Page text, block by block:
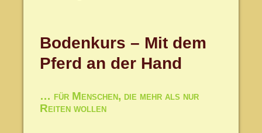
Bodenkurs – Mit dem
Pferd an der Hand
… für Menschen, die mehr als nur
Reiten wollen